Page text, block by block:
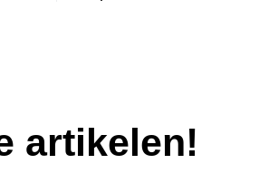
artikelen!